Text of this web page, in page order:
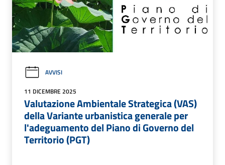
AVVISI
11 DICEMBRE 2025
Valutazione Ambientale Strategica (VAS)
della Variante urbanistica generale per
l'adeguamento del Piano di Governo del
Territorio (PGT)